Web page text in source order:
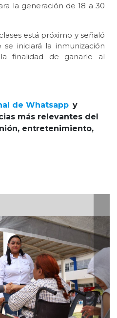
la generación de 18 a 30
está próximo y señaló
iniciará la inmunización
finalidad de ganarle al
de Whatsapp y
más relevantes del
entretenimiento,